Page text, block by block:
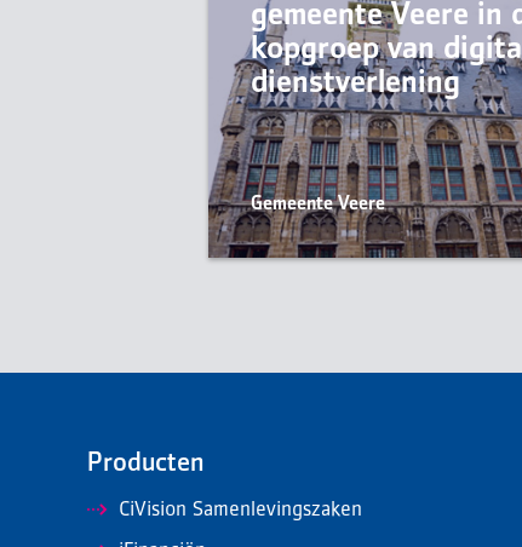
gemeente Veere in
kopgroep van
dienstverlening
Gemeente Veere
Producten
CiVision Samenlevingszaken